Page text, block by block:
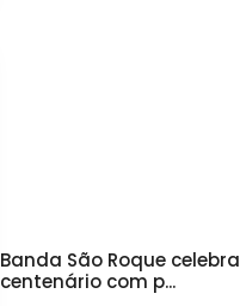
Banda São Roque celebra
centenário com p...